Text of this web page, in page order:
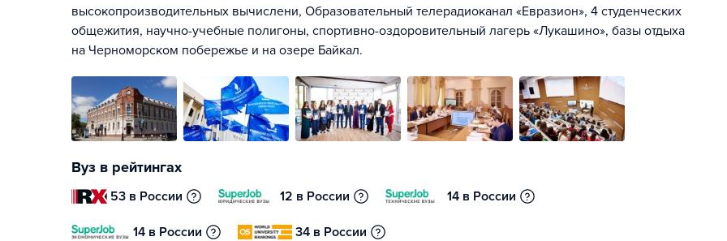
высокопроизводительных вычислени, Образовательный телерадиоканал «Евразион», 4 студенческих
общежития, научно-учебные полигоны, спортивно-оздоровительный лагерь «Лукашино», базы отдыха
на Черноморском побережье и на озере Байкал.
Вуз в рейтингах
53 в России 12 в России 14 в России
14 в России 34 в России